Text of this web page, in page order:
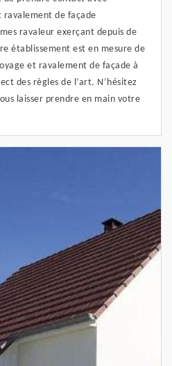
ravalement de façade
ravaleur exerçant depuis de
établissement est en mesure de
et ravalement de façade à
des règles de l’art. N’hésitez
laisser prendre en main votre